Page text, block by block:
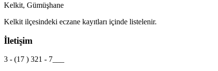
Kelkit, Gümüşhane
Kelkit ilçesindeki eczane kayıtları içinde listelenir.
İletişim
3 - (17 ) 321 - 7___